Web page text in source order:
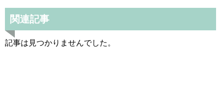
関連記事
記事は見つかりませんでした。